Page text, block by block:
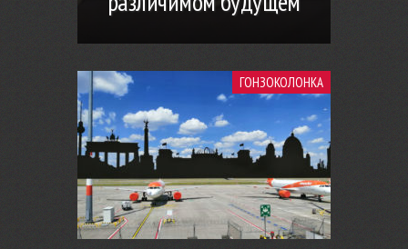
ГОНЗОКОЛОНКА